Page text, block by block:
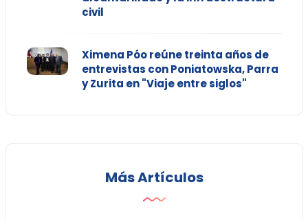
civil
Ximena Póo reúne treinta años de
entrevistas con Poniatowska, Parra
y Zurita en "Viaje entre siglos"
Más Artículos